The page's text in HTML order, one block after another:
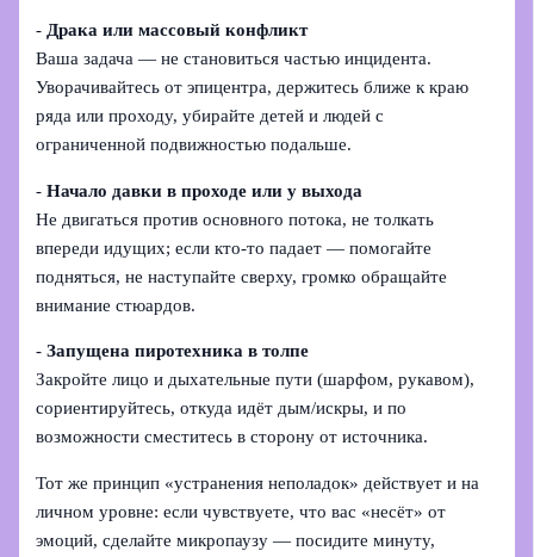
- Драка или массовый конфликт
Ваша задача — не становиться частью инцидента.
Уворачивайтесь от эпицентра, держитесь ближе к краю
ряда или проходу, убирайте детей и людей с
ограниченной подвижностью подальше.
-Начало давки в проходе или у выхода
Не двигаться против основного потока, не толкать
впереди идущих; если кто-то падает — помогайте
подняться, не наступайте сверху, громко обращайте
внимание стюардов.
-Запущена пиротехника в толпе
Закройте лицо и дыхательные пути (шарфом, рукавом),
сориентируйтесь, откуда идёт дым/искры, и по
возможности сместитесь в сторону от источника.
Тот же принцип «устранения неполадок» действует и на
личном уровне: если чувствуете, что вас «несёт» от
эмоций, сделайте микропаузу — посидите минуту,